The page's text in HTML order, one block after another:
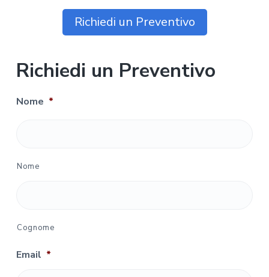
Richiedi un Preventivo
Richiedi un Preventivo
Nome *
Nome
Cognome
Email *